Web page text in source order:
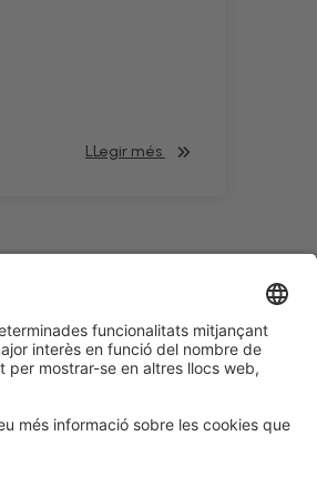
LLegir més
#HOSTELCO2028
a les xarxes socials